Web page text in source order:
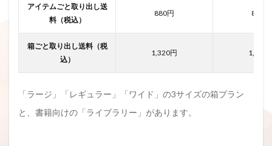
アイテムごと取り出し送
料（税込）
880円 880円
箱ごと取り出し送料（税
込）
1,320円 1,100
「ラージ」「レギュラー」「ワイド」の3サイズの箱プラン
と、書籍向けの「ライブラリー」があります。